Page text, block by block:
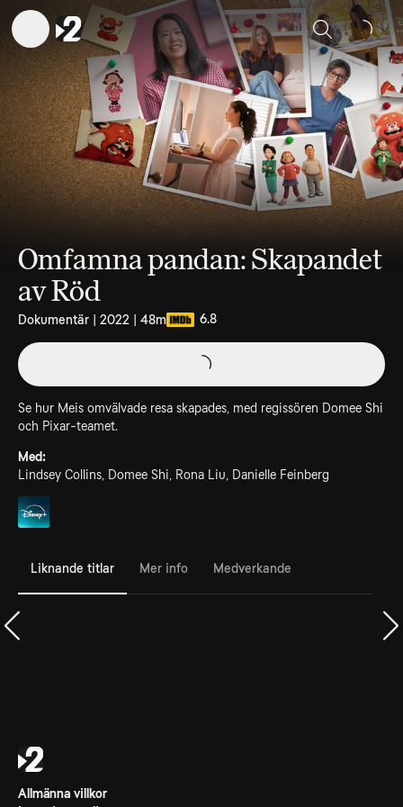
Sök
Omfamna pandan: Skapandet
av Röd
Dokumentär | 2022 | 48m 6.8
Se hur Meis omvälvade resa skapades, med regissören Domee Shi
och Pixar-teamet.
Med:
Lindsey Collins, Domee Shi, Rona Liu, Danielle Feinberg
Liknande titlar Mer info Medverkande
Allmänna villkor